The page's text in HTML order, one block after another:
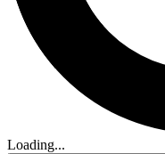
Loading...